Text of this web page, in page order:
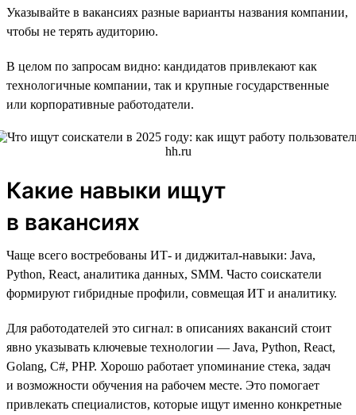
Указывайте в вакансиях разные варианты названия компании,
чтобы не терять аудиторию.
В целом по запросам видно: кандидатов привлекают как
технологичные компании, так и крупные государственные
или корпоративные работодатели.
Какие навыки ищут
в вакансиях
Чаще всего востребованы ИТ- и диджитал-навыки: Java,
Python, React, аналитика данных, SMM. Часто соискатели
формируют гибридные профили, совмещая ИТ и аналитику.
Для работодателей это сигнал: в описаниях вакансий стоит
явно указывать ключевые технологии — Java, Python, React,
Golang, C#, PHP. Хорошо работает упоминание стека, задач
и возможности обучения на рабочем месте. Это помогает
привлекать специалистов, которые ищут именно конкретные